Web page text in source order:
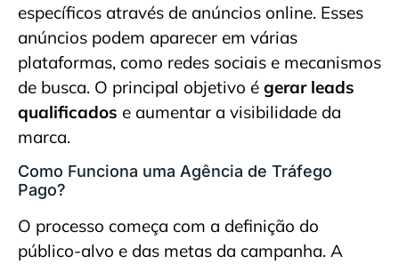
específicos através de anúncios online. Esses
anúncios podem aparecer em várias
plataformas, como redes sociais e mecanismos
de busca. O principal objetivo é gerar leads
qualificados e aumentar a visibilidade da
marca.
Como Funciona uma Agência de Tráfego
Pago?
O processo começa com a definição do
público-alvo e das metas da campanha. A